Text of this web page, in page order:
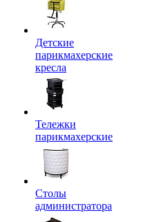
Детские
парикмахерские
кресла
Тележки
парикмахерские
Столы
администратора